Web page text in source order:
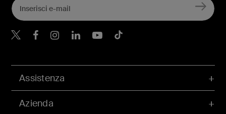
Assistenza
Azienda
Belkin Twitter
Belkin Facebook
Belkin Instagram
Belkin LinkedIn
Belkin Youtube
Belkin TikTok